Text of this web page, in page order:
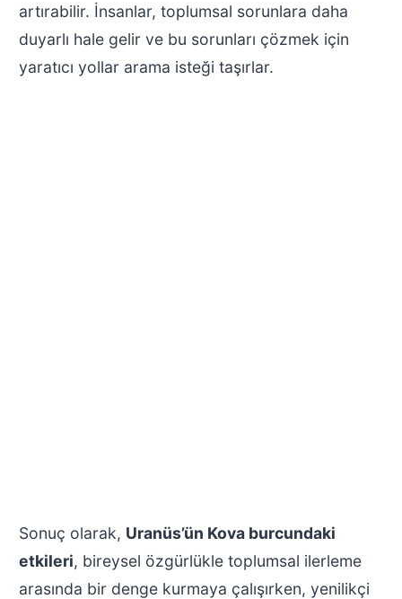
artırabilir. İnsanlar, toplumsal sorunlara daha
duyarlı hale gelir ve bu sorunları çözmek için
yaratıcı yollar arama isteği taşırlar.
Sonuç olarak, Uranüs’ün Kova burcundaki
etkileri, bireysel özgürlükle toplumsal ilerleme
arasında bir denge kurmaya çalışırken, yenilikçi